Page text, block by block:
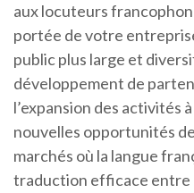
aux locuteurs
portée de votre
public plus large et
développement de
l’expansion des activités
nouvelles opportunités
marchés où la langue
traduction efficace entre